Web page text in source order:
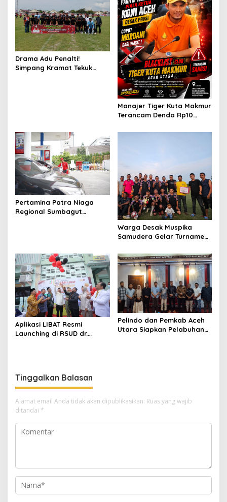
Drama Adu Penalti!
Simpang Kramat Tekuk
Manajer Tiger Kuta Makmur
Terancam Denda Rp10
Piala Ketua KONI Aceh Akan
Pertamina Patra Niaga
Regional Sumbagut
Warga Desak Muspika
Samudera Gelar Turnamen
Blang Kabu
Aplikasi LIBAT Resmi
Launching di RSUD dr.
Pelindo dan Pemkab Aceh
Utara Siapkan Pelabuhan
Tinggalkan Balasan
Alamat email Anda tidak akan dipublikasikan. Ruas yang wajib
ditandai *